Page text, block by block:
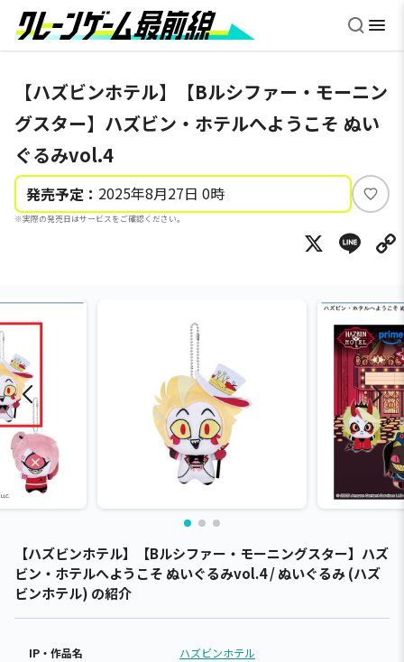
【ハズビンホテル】【Bルシファー・モーニン
グスター】ハズビン・ホテルへようこそ ぬい
ぐるみvol.4
発売予定： 2025年8月27日 0時
※実際の発売日はサービスをご確認ください。
い
ね
X
【ハズビンホテル】【Bルシファー・モーニングスター】ハズ
ビン・ホテルへようこそ ぬいぐるみvol.4 / ぬいぐるみ (ハズ
ビンホテル) の紹介
IP・作品名 ハズビンホテル